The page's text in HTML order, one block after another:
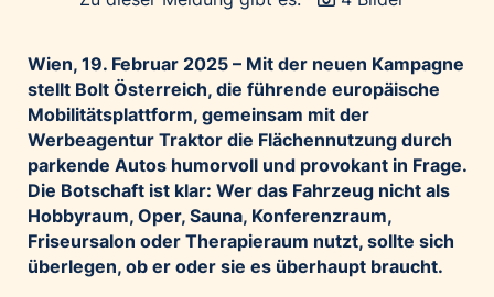
Ökopharm
Palfinger AG
Polestar
REXEL Austria
Starbucks
Superbrands Austria
Tante Fanny
Wien, 19. Februar 2025 – Mit der neuen Kampagne
stellt Bolt Österreich, die führende europäische
Mobilitätsplattform, gemeinsam mit der
Werbeagentur Traktor die Flächennutzung durch
parkende Autos humorvoll und provokant in Frage.
Die Botschaft ist klar: Wer das Fahrzeug nicht als
Hobbyraum, Oper, Sauna, Konferenzraum,
Friseursalon oder Therapieraum nutzt, sollte sich
überlegen, ob er oder sie es überhaupt braucht.